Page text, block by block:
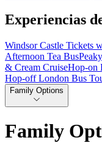
Experiencias
Windsor Castle Tickets
Afternoon Tea Bus
& Cream CruiseHop-on
Hop-off London Bus
Family Options
Family